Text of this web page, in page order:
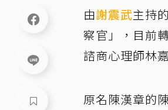
由謝震武主持
察官」，目前
諮商心理師林
原名陳漢章的